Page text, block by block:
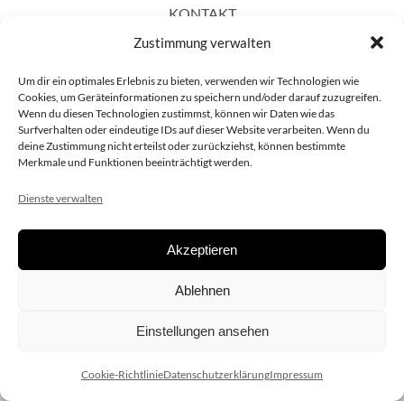
Zustimmung verwalten
Um dir ein optimales Erlebnis zu bieten, verwenden wir Technologien wie
Cookies, um Geräteinformationen zu speichern und/oder darauf zuzugreifen.
Wenn du diesen Technologien zustimmst, können wir Daten wie das
Surfverhalten oder eindeutige IDs auf dieser Website verarbeiten. Wenn du
deine Zustimmung nicht erteilst oder zurückziehst, können bestimmte
Merkmale und Funktionen beeinträchtigt werden.
Dienste verwalten
Akzeptieren
Ablehnen
Einstellungen ansehen
Cookie-RichtlinieDatenschutzerklärungImpressum
KONTAKT
Copyright 2020 dieSCHAUsteller.at |Datenschützerklärung|
| Design:www.ARGEntur.at